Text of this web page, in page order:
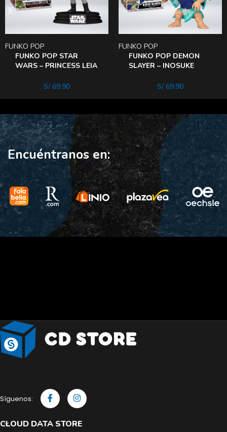
FUNKO POP STAR
WARS – PRINCESS LEIA
FUNKO POP
S/69.90
FUNKO POP DEMON
SLAYER – INOSUKE
FUNKO POP
S/69.90
Encuéntranos en:
Síguenos:
CLOUD DATA STORE